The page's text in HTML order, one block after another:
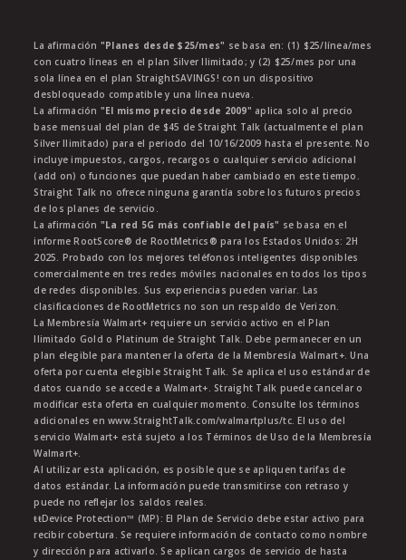
La afirmación "Planes desde $25/mes" se basa en: (1) $25/línea/mes
con cuatro líneas en el plan Silver Ilimitado; y (2) $25/mes por una
sola línea en el plan StraightSAVINGS! con un dispositivo
desbloqueado compatible y una línea nueva.
La afirmación "El mismo precio desde 2009" aplica solo al precio
base mensual del plan de $45 de Straight Talk (actualmente el plan
Silver Ilimitado) para el periodo del 10/16/2009 hasta el presente. No
incluye impuestos, cargos, recargos o cualquier servicio adicional
(add on) o funciones que puedan haber cambiado en este tiempo.
Straight Talk no ofrece ninguna garantía sobre los futuros precios
de los planes de servicio.
La afirmación "La red 5G más confiable del país" se basa en el
informe RootScore® de RootMetrics® para los Estados Unidos: 2H
2025. Probado con los mejores teléfonos inteligentes disponibles
comercialmente en tres redes móviles nacionales en todos los tipos
de redes disponibles. Sus experiencias pueden variar. Las
clasificaciones de RootMetrics no son un respaldo de Verizon.
La Membresía Walmart+ requiere un servicio activo en el Plan
Ilimitado Gold o Platinum de Straight Talk. Debe permanecer en un
plan elegible para mantener la oferta de la Membresía Walmart+. Una
oferta por cuenta elegible Straight Talk. Se aplica el uso estándar de
datos cuando se accede a Walmart+. Straight Talk puede cancelar o
modificar esta oferta en cualquier momento. Consulte los términos
adicionales en www.StraightTalk.com/walmartplus/tc. El uso del
servicio Walmart+ está sujeto a los Términos de Uso de la Membresía
Walmart+.
Al utilizar esta aplicación, es posible que se apliquen tarifas de
datos estándar. La información puede transmitirse con retraso y
puede no reflejar los saldos reales.
ŧŧDevice Protection™ (MP): El Plan de Servicio debe estar activo para
recibir cobertura. Se requiere información de contacto como nombre
y dirección para activarlo. Se aplican cargos de servicio de hasta